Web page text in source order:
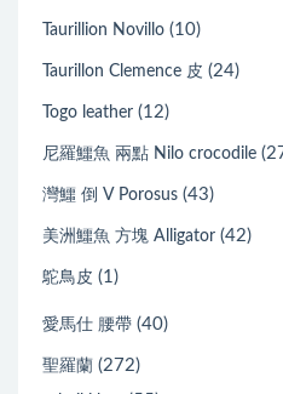
Evercolor 皮革(34)
Jonathan Leather(13)
Taurillion Novillo(10)
Taurillon Clemence 皮(24)
Togo leather(12)
尼羅鱷魚 兩點 Nilo crocodile
灣鱷 倒 V Porosus
美洲鱷魚 方塊 Alligator
鴕鳥皮 (1)